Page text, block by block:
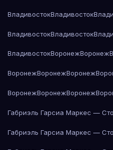
ВладивостокВладивосток
ВладивостокВладивосток
ВладивостокВоронежВоронеж
ВоронежВоронежВоронеж
ВоронежВоронежВоронеж
Габриэль Гарсиа Маркес —
Габриэль Гарсиа Маркес —